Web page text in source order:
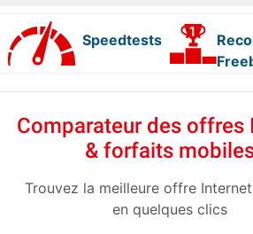
Speedtests
Comparateur des offres
& forfaits
Trouvez la meilleure offre
en quelques clics